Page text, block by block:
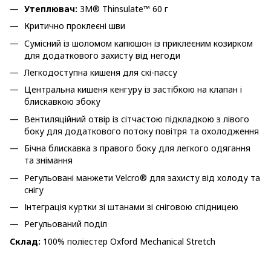
Утеплювач: 3M® Thinsulate™ 60 г
Критично проклеєні шви
Сумісний із шоломом капюшон із приклеєним козирком
для додаткового захисту від негоди
Легкодоступна кишеня для скі-пассу
Центральна кишеня кенгуру із застібкою на клапан і
блискавкою збоку
Вентиляційний отвір із сітчастою підкладкою з лівого
боку для додаткового потоку повітря та охолодження
Бічна блискавка з правого боку для легкого одягання
та знімання
Регульовані манжети Velcro® для захисту від холоду та
снігу
Інтеграція куртки зі штанами зі сніговою спідницею
Регульований поділ
Склад: 100% поліестер Oxford Mechanical Stretch